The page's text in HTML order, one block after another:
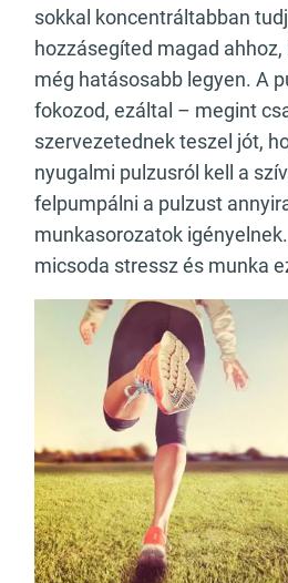
sokkal koncentráltabban
hozzásegíted magad ahhoz,
még hatásosabb legyen. A
fokozod, ezáltal – megint
szervezetednek teszel jót,
nyugalmi pulzusról kell a
felpumpálni a pulzust
munkasorozatok
micsoda stressz és munka